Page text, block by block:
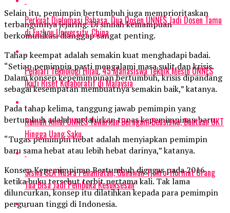
Selain itu, pemimpin bertumbuh juga memprioritaskan
terbangunnya jejaring. Di sinilah kemampuan
berkomunikasi dianggap sangat penting.
Tahap keempat adalah semakin kuat menghadapi badai.
“Setiap pemimpin pasti mengalami masa sulit dan krisis.
Dalam konsep kepemimpinan bertumbuh, krisis dipandang
sebagai kesempatan membuatnya semakin baik,” katanya.
Pada tahap kelima, tanggung jawab pemimpin yang
bertumbuh adalah melahirkan tunas kepemimpinan baru.
“Tugas pemimpin hebat adalah menyiapkan pemimpin
baru sama hebat atau lebih hebat darinya,” katanya.
Konsep Kepemimpinan Bertumbuh digagas pada 2016
ketika buku tersebut terbit pertama kali. Tak lama
diluncurkan, konsep itu dilatihkan kepada para pemimpin
perguruan tinggi di Indonesia.
Perkuat Diplomasi Bahasa, Dua Dosen UNNES Jadi Dosen Tamu
di Fuzhou University, China
Pelajari Teknologi Hijau, 45 Mahasiswa Teknik Mesin UNNES
Ikuti Riset Kolaboratif di Malaysia
Rumah Amal UNNES Tawarkan Beragam Beasiswa, Bantuan UKT
Hingga Uang Saku
Siswa SLA Nusra Penamatan, Gunawan Tjokro: Hormat Orang
Tua Bisa Jadi Pembuka Kesuksesan